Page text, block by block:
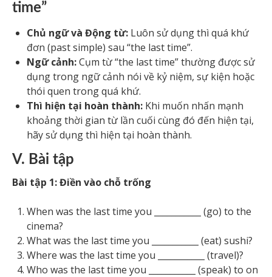
time”
Chủ ngữ và Động từ: Luôn sử dụng thì quá khứ
đơn (past simple) sau “the last time”.
Ngữ cảnh:Cụm từ “the last time” thường được sử
dụng trong ngữ cảnh nói về kỷ niệm, sự kiện hoặc
thói quen trong quá khứ.
Thì hiện tại hoàn thành: Khi muốn nhấn mạnh
khoảng thời gian từ lần cuối cùng đó đến hiện tại,
hãy sử dụng thì hiện tại hoàn thành.
V. Bài tập
Bài tập 1: Điền vào chỗ trống
When was the last time you ___________ (go) to the
cinema?
What was the last time you ___________ (eat) sushi?
Where was the last time you ___________ (travel)?
Who was the last time you ___________ (speak) to on